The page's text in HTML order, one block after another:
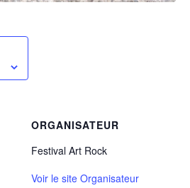
ORGANISATEUR
Festival Art Rock
Voir le site Organisateur